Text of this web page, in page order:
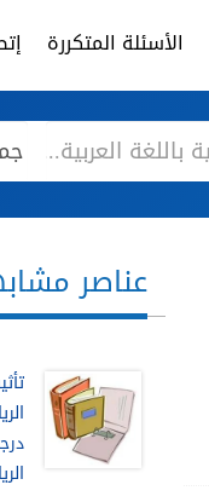
الأسئلة المتكررة
عناصر